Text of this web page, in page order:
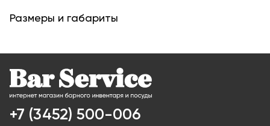
Размеры и габариты
+7 (3452) 500-006